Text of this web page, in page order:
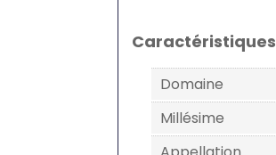
Caractéristiques
Domaine
Millésime